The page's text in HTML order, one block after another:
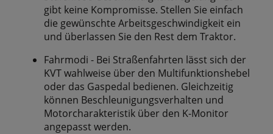
gibt keine Kompromisse. Stellen Sie einfach
die gewünschte Arbeitsgeschwindigkeit ein
und überlassen Sie den Rest dem Traktor.
Fahrmodi - Bei Straßenfahrten lässt sich der
KVT wahlweise über den Multifunktionshebel
oder das Gaspedal bedienen. Gleichzeitig
können Beschleunigungsverhalten und
Motorcharakteristik über den K-Monitor
angepasst werden.